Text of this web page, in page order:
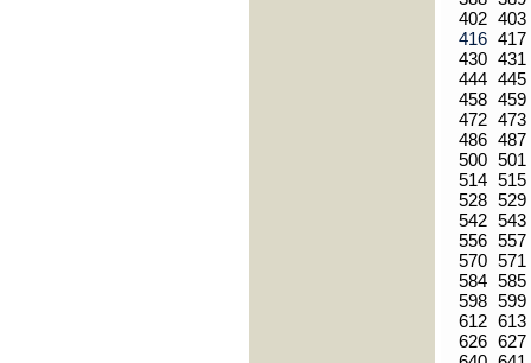
402 403
416 417
430 431
444 445
458 459
472 473
486 487
500 501
514 515
528 529
542 543
556 557
570 571
584 585
598 599
612 613
626 627